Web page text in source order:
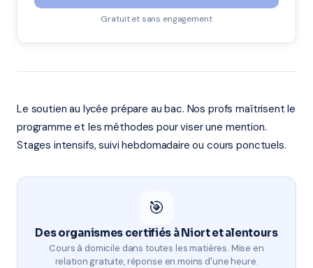
Gratuit et sans engagement
Le soutien au lycée prépare au bac. Nos profs maîtrisent le
programme et les méthodes pour viser une mention.
Stages intensifs, suivi hebdomadaire ou cours ponctuels.
🎯
Des organismes certifiés à Niort et alentours
Cours à domicile dans toutes les matières. Mise en
relation gratuite, réponse en moins d'une heure.